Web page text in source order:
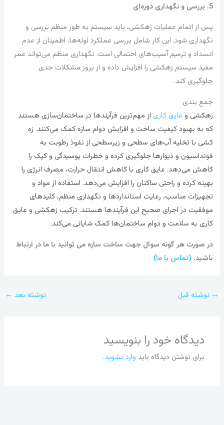
5. بررسی و نگهداری دوره‌ای
پس از اتمام عملیات زهکشی، باید سیستم به طور منظم بررسی و
نگهداری شود. این کار شامل بررسی عملکرد لوله‌ها، اطمینان از عدم
انسداد و ترمیم آسیب‌های احتمالی است. نگهداری منظم می‌تواند عمر
مفید سیستم زهکشی را افزایش داده و از بروز مشکلات جدی
جلوگیری کند.
جمع بندی
زهکشی و عایق کاری از مهم‌ترین فرآیندها در ساختمان‌سازی هستند
که به بهبود کیفیت ساخت و افزایش دوام سازه کمک می‌کنند. زه
کشی با تخلیه آب‌های سطحی و زیرسطحی از نفوذ رطوبت به
فونداسیون و دیوارها جلوگیری کرده و خطرات پوسیدگی و کپک را
کاهش می‌دهد. عایق کاری با کاهش انتقال حرارت، مصرف انرژی را
بهینه کرده و راحتی ساکنان را افزایش می‌دهد. استفاده از مواد و
تجهیزات مناسب، رعایت استانداردها و نگهداری منظم، کلیدهای
موفقیت در اجرای صحیح این فرآیندها هستند. ترکیب زهکشی و عایق
کاری به سلامت و دوام ساختمان‌ها کمک شایانی می‌کند.
در صورت هر گونه سوال جهت ساخت سازه می توانید با ما در ارتباط
باشید. (تماس با ما)
→ نوشته قبل نوشته بعد ←
دیدگاه‌ خود را بنویسید
برای نوشتن دیدگاه باید وارد بشوید.